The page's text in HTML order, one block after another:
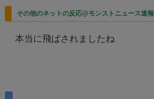
その他のネットの反応@モンストニュース速報
本当に飛ばされましたね